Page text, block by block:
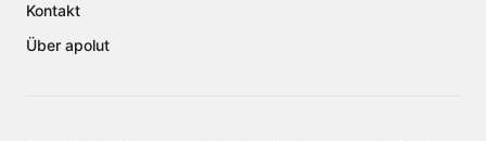
Kontakt
Über apolut